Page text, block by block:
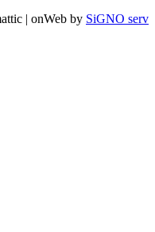
| onWeb by SiGNO serv